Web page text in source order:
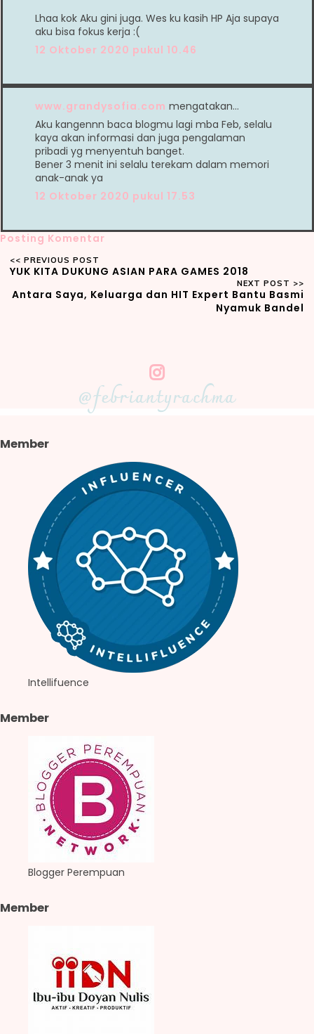
Lhaa kok Aku gini juga. Wes ku kasih HP Aja supaya
aku bisa fokus kerja :(
12 Oktober 2020 pukul 10.46
www.grandysofia.com mengatakan…
Aku kangennn baca blogmu lagi mba Feb, selalu
kaya akan informasi dan juga pengalaman
pribadi yg menyentuh banget.
Bener 3 menit ini selalu terekam dalam memori
anak-anak ya
12 Oktober 2020 pukul 17.53
Posting Komentar
YUK KITA DUKUNG ASIAN PARA GAMES 2018
Antara Saya, Keluarga dan HIT Expert Bantu Basmi
Nyamuk Bandel
@febriantyrachma
Member
Intellifuence
Member
Blogger Perempuan
Member